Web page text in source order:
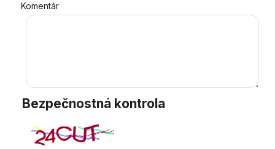
Komentár
Bezpečnostná kontrola